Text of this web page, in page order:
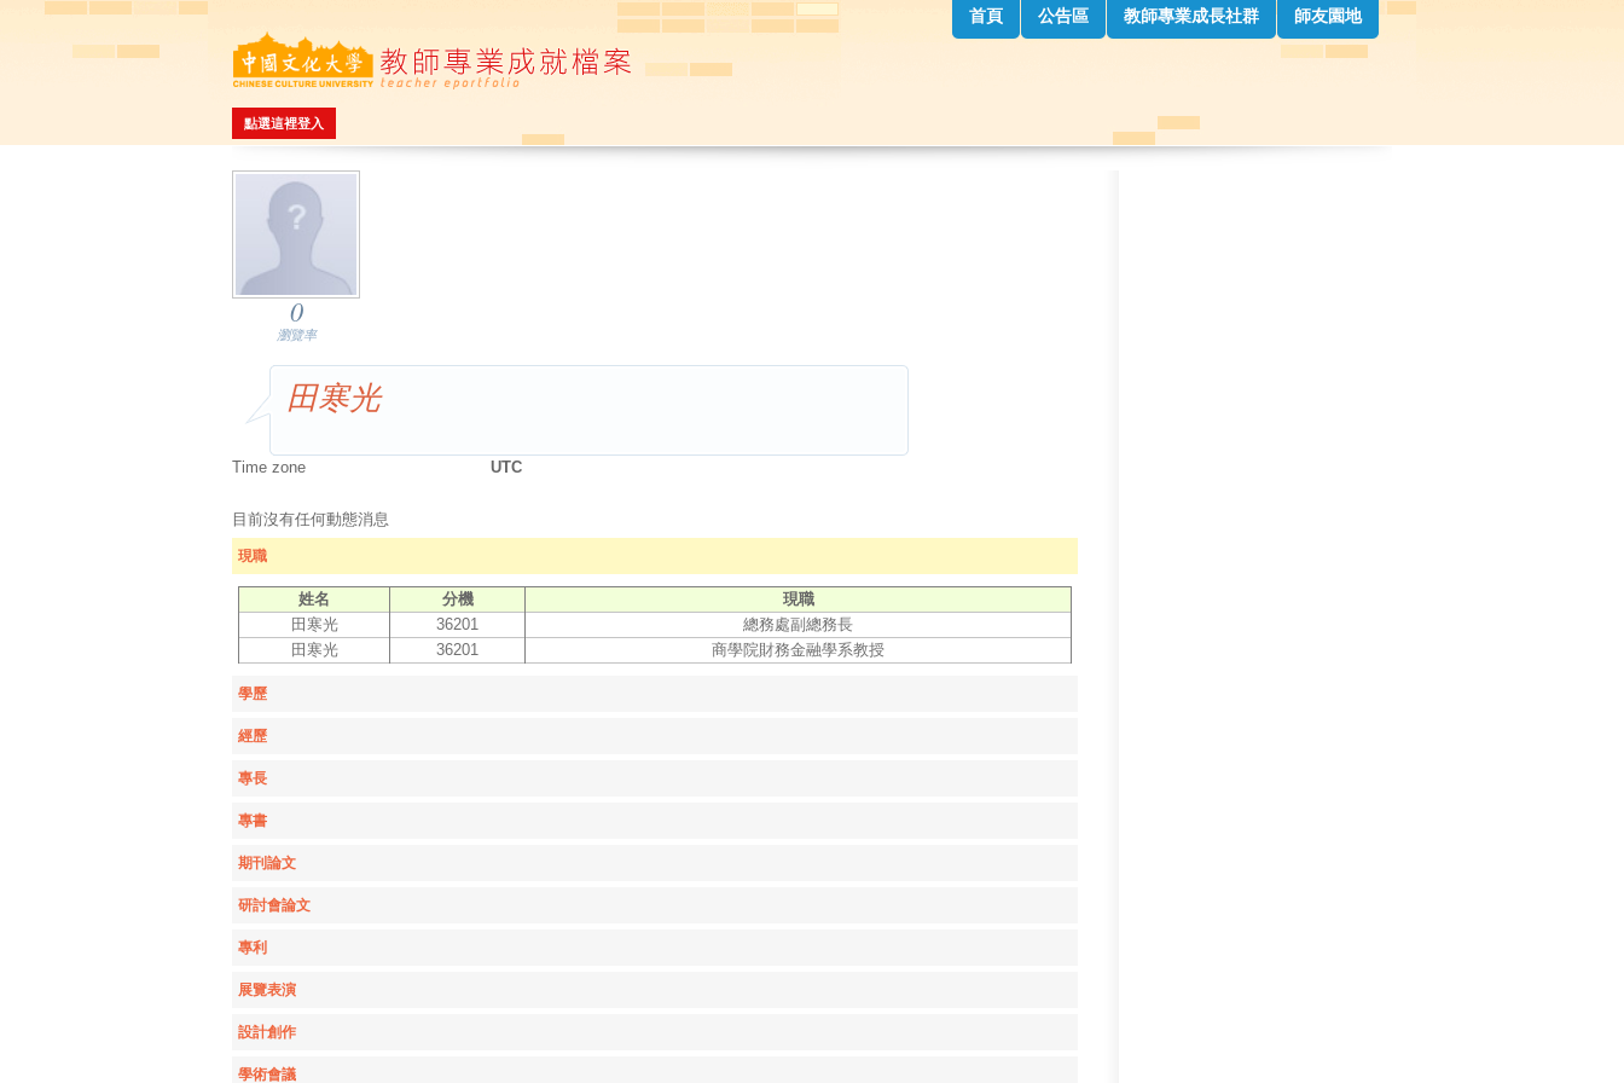
首頁 公告區 教師專業成長社群 師友園地
點選這裡登入
0
瀏覽率
田寒光
Time zone UTC
目前沒有任何動態消息
現職
姓名 分機
現職
田寒光
36201
總務處副總務長
田寒光
36201 商學院財務金融學系教授
學歷
經歷
專長
專書
期刊論文
研討會論文
專利
展覽表演
設計創作
學術會議